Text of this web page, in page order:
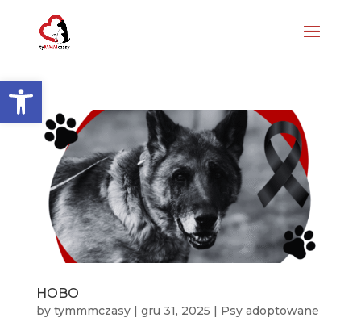
Otwórz pasek narzędzi
HOBO
by tymmmczasy| gru 31, 2025 Psy adoptowane